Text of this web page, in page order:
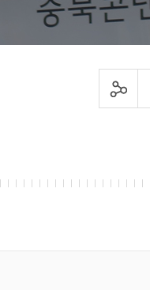
sns 공유하기